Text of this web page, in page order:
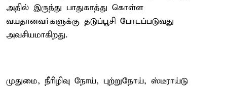
அதில் இருந்து பாதுகாத்து கொள்ள
வயதானவர்களுக்கு தடுப்பூசி போடப்படுவது
அவசியமாகிறது.
முதுமை, நீரிழிவு நோய், புற்றுநோய், ஸ்டீராய்டு